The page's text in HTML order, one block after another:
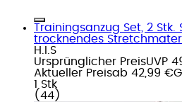
Trainingsanzug Set, 2 Stk.
trocknendes
H.I.S
Ursprünglicher PreisUVP
Aktueller Preisab 42,99 €
1 Stk
( 44 )